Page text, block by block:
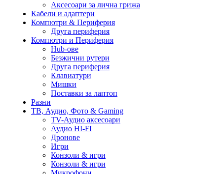
Аксесоари за лична грижа
Кабели и адаптери
Компютри & Периферия
Друга периферия
Компютри и Периферия
Hub-ове
Безжични рутери
Друга периферия
Клавиатури
Мишки
Поставки за лаптоп
Разни
ТВ, Аудио, Фото & Gaming
TV-Аудио аксесоари
Аудио HI-FI
Дронове
Игри
Конзоли & игри
Конзоли & игри